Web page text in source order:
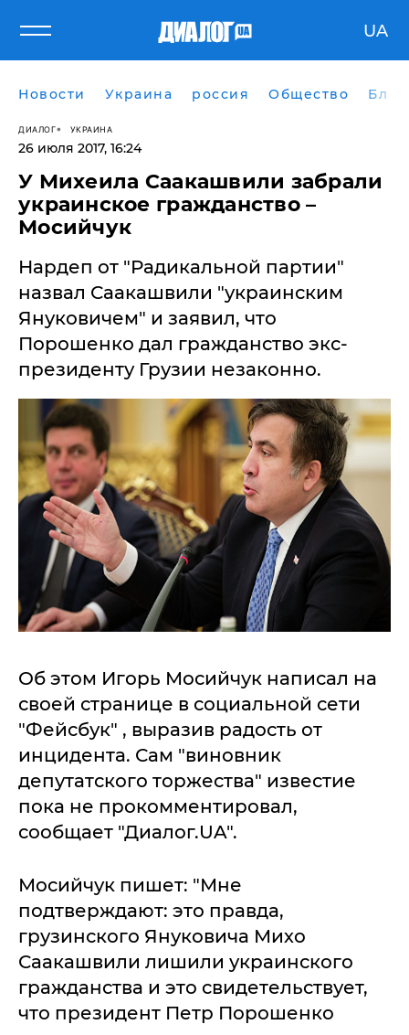
UA
Новости Украина россия Общество
ДИАЛОГ УКРАИНА
26 июля 2017, 16:24
У Михеила Саакашвили забрали
украинское гражданство –
Мосийчук
Нардеп от "Радикальной партии"
назвал Саакашвили "украинским
Януковичем" и заявил, что
Порошенко дал гражданство экс-
президенту Грузии незаконно.
Об этом Игорь Мосийчук написал на
своей странице в социальной сети
"Фейсбук" , выразив радость от
инцидента. Сам "виновник
депутатского торжества" известие
пока не прокомментировал,
сообщает "Диалог.UA".
Мосийчук пишет: "Мне
подтверждают: это правда,
грузинского Януковича Михо
Саакашвили лишили украинского
гражданства и это свидетельствует,
что президент Петр Порошенко